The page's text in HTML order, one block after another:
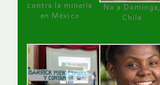
contra la minería
en México
No a Dominga,
Chile